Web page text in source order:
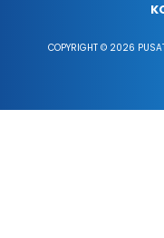
COPYRIGHT © 2026